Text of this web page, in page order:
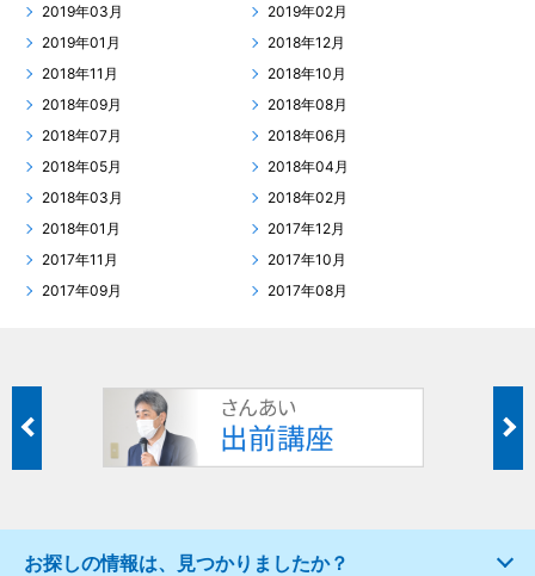
2019年03月
2019年02月
2019年01月
2018年12月
2018年11月
2018年10月
2018年09月
2018年08月
2018年07月
2018年06月
2018年05月
2018年04月
2018年03月
2018年02月
2018年01月
2017年12月
2017年11月
2017年10月
2017年09月
2017年08月
お探しの情報は、見つかりましたか？